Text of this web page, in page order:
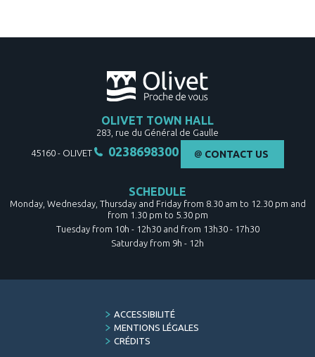
OLIVET TOWN HALL
283, rue du Général de Gaulle
45160 - OLIVET 0238698300 CONTACT US
SCHEDULE
Monday, Wednesday, Thursday and Friday from 8.30 am to 12.30 pm and
from 1.30 pm to 5.30 pm
Tuesday from 10h - 12h30 and from 13h30 - 17h30
Saturday from 9h - 12h
FOOTER
MENU
ACCESSIBILITÉ
MENTIONS LÉGALES
CRÉDITS